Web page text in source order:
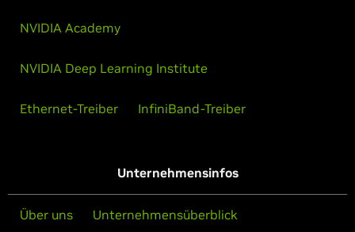
NVIDIA Academy
NVIDIA Deep Learning Institute
Ethernet-Treiber InfiniBand-Treiber
Unternehmensinfos
Über uns Unternehmensüberblick